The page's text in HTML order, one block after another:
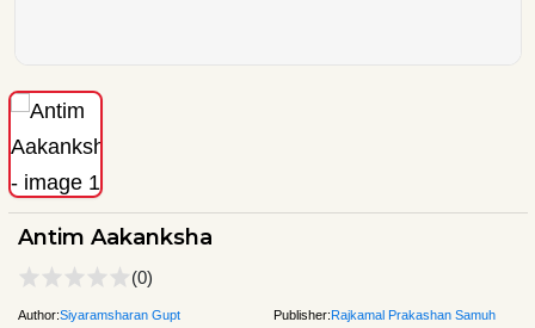
Antim Aakanksha
(0)
Author:Siyaramsharan Gupt Publisher:Rajkamal Prakashan Samuh